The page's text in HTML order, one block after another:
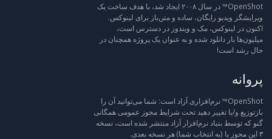
OpenShot™ در سال ۲۰۰۸ ایجاد شد، با هدف ساخت یک
ویرایشگر ویدیو رایگان، ساده و متن‌باز برای لینوکس.
اکنون در لینوکس، مک و ویندوز در دسترس است،
میلیون‌ها بار دانلود شده و به عنوان یک پروژه همچنان در
حال رشد است!
پروانه
OpenShot™ نرم‌افزاری آزاد است: شما می‌توانید آن را
بازتوزیع و/یا تغییر دهید تحت شرایط مجوز عمومی همگانی
گنو که توسط بنیاد نرم‌افزار آزاد منتشر شده است، نسخه
۳ این مجوز یا (به انتخاب شما) هر نسخه بعدی.